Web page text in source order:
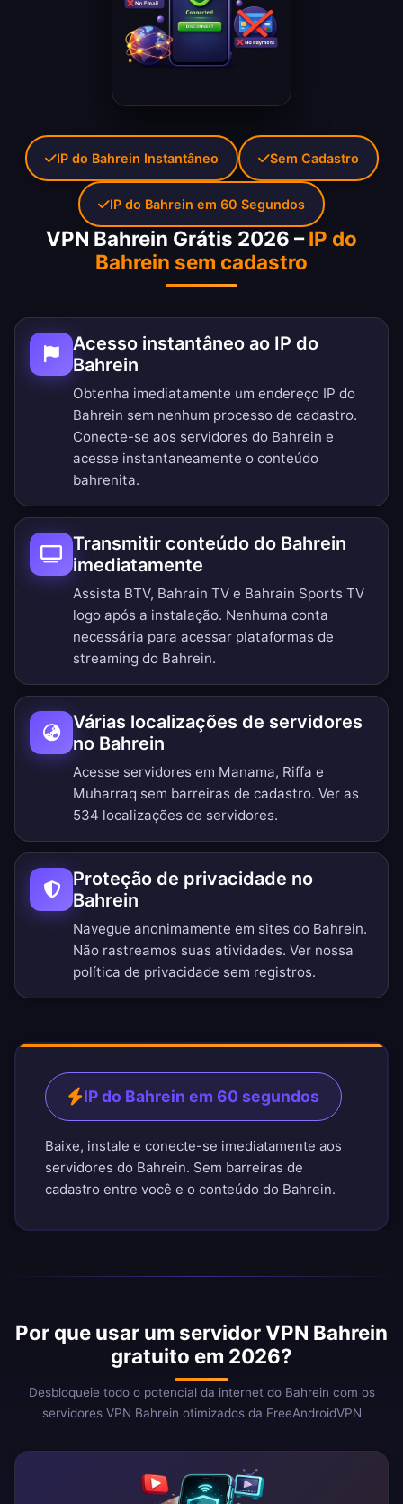
VPN Bahrein Grátis 2026 –IP do
Bahrein sem cadastro
Acesso instantâneo ao IP do
Bahrein
Obtenha imediatamente um endereço IP do
Bahrein sem nenhum processo de cadastro.
Conecte-se aos servidores do Bahrein e
acesse instantaneamente o conteúdo
bahrenita.
Transmitir conteúdo do Bahrein
imediatamente
Assista BTV, Bahrain TV e Bahrain Sports TV
logo após a instalação. Nenhuma conta
necessária para acessar plataformas de
streaming do Bahrein.
Várias localizações de servidores
no Bahrein
Acesse servidores em Manama, Riffa e
Muharraq sem barreiras de cadastro. Ver as
534 localizações de servidores.
Proteção de privacidade no
Bahrein
Navegue anonimamente em sites do Bahrein.
Não rastreamos suas atividades. Ver nossa
política de privacidade sem registros.
IP do Bahrein em 60 segundos
Baixe, instale e conecte-se imediatamente aos
servidores do Bahrein. Sem barreiras de
cadastro entre você e o conteúdo do Bahrein.
IP do Bahrein Instantâneo Sem Cadastro
IP do Bahrein em 60 Segundos
Por que usar um servidor VPN Bahrein
gratuito em 2026?
Desbloqueie todo o potencial da internet do Bahrein com os
servidores VPN Bahrein otimizados da FreeAndroidVPN